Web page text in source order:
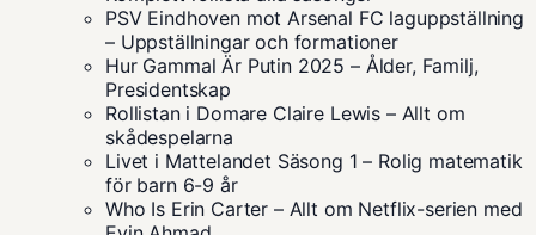
PSV Eindhoven mot Arsenal FC laguppställning
– Uppställningar och formationer
Hur Gammal Är Putin 2025 – Ålder, Familj,
Presidentskap
Rollistan i Domare Claire Lewis – Allt om
skådespelarna
Livet i Mattelandet Säsong 1 – Rolig matematik
för barn 6-9 år
Who Is Erin Carter – Allt om Netflix-serien med